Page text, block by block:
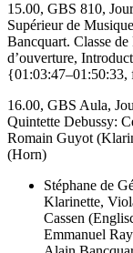
15.00, GBS 810,
Supérieur de
Bancquart. Classe
d’ouverture,
{01:03:47–01:50:33,
16.00, GBS Aula,
Quintette Debussy:
Romain Guyot
(Horn)
Stéphane de
Klarinette,
Cassen
Emmanuel